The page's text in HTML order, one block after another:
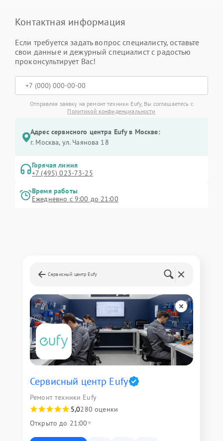
Контактная информация
Если требуется задать вопрос специалисту, оставьте
свои данные и дежурный специалист с радостью
проконсультирует Вас!
Отправляя заявку на ремонт техники Eufy, Вы соглашаетесь с
Политикой конфиденциальности
Адрес сервисного центра Eufy в Москве:
г. Москва, ул. Чаянова 18
Горячая линия
+7 (495) 023-73-25
Время работы
Ежедневно с 9:00 до 21:00
Сервисный центр Eufy
Сервисный центр Eufy
Ремонт техники Eufy
5,0280 оценки
Открыто до 21:00